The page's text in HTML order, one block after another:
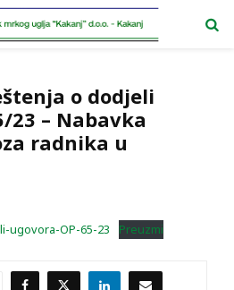
o dodjeli
23 – Nabavka
radnika u
ugovora-OP-65-23 Preuzmi